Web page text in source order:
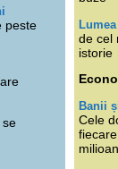
peste
se
de cel
istorie
Banii
Cele